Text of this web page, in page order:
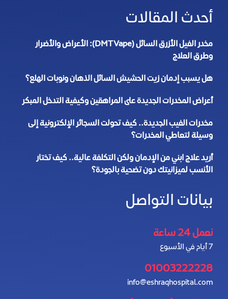
أحدث المقالات
مخدر الفيل الأزرق السائل (DMT Vape): الأعراض والأضرار
وطرق العلاج
هل يسبب إدمان زيت الحشيش السائل الذهان ونوبات الهلع؟
أعراض المخدرات الجديدة على المراهقين وكيفية التدخل المبكر
مخدرات الفيب الجديدة.. كيف تحولت السجائر الإلكترونية إلى
وسيلة لتعاطي المخدرات؟
أريد علاج ابني من الإدمان ولكن التكلفة عالية.. كيف تختار
الأنسب لميزانيتك دون تضحية بالجودة؟
بيانات التواصل
نعمل 24 ساعة
7 أيام في الأسبوع
01003222228
info@eshraqhospital.com